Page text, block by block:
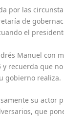
por las
de
el
Manuel con
recuerda que
gobierno realiza.
su
que